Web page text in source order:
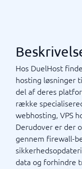
Hos DuelHost
hosting løsninger
del af deres
række
webhosting, VPS
Derudover er der
gennem firewall-
data og forhindre